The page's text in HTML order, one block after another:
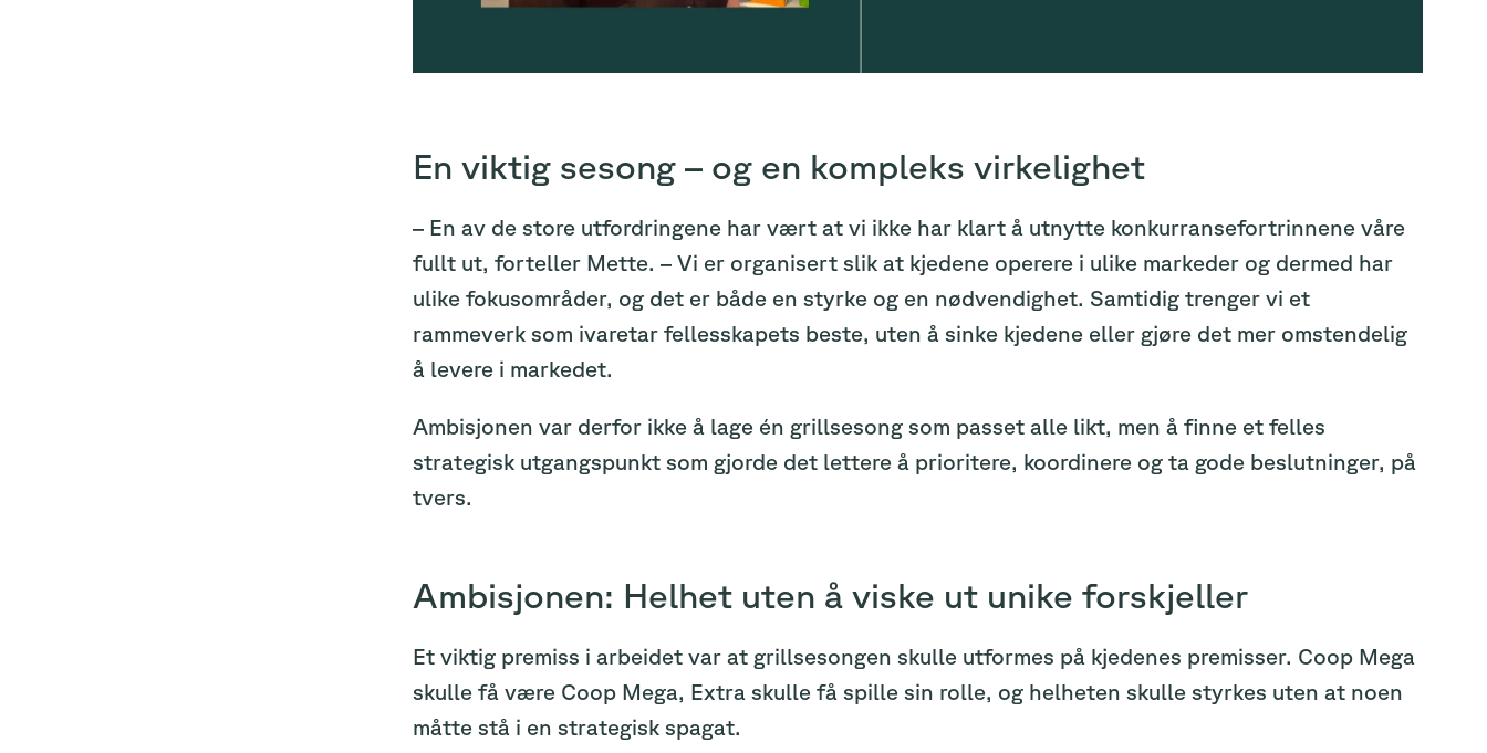
En viktig sesong – og en kompleks virkelighet
– En av de store utfordringene har vært at vi ikke har klart å utnytte konkurransefortrinnene våre
fullt ut, forteller Mette. – Vi er organisert slik at kjedene operere i ulike markeder og dermed har
ulike fokusområder, og det er både en styrke og en nødvendighet. Samtidig trenger vi et
rammeverk som ivaretar fellesskapets beste, uten å sinke kjedene eller gjøre det mer omstendelig
å levere i markedet.
Ambisjonen var derfor ikke å lage én grillsesong som passet alle likt, men å finne et felles
strategisk utgangspunkt som gjorde det lettere å prioritere, koordinere og ta gode beslutninger, på
tvers.
Ambisjonen: Helhet uten å viske ut unike forskjeller
Et viktig premiss i arbeidet var at grillsesongen skulle utformes på kjedenes premisser. Coop Mega
skulle få være Coop Mega, Extra skulle få spille sin rolle, og helheten skulle styrkes uten at noen
måtte stå i en strategisk spagat.